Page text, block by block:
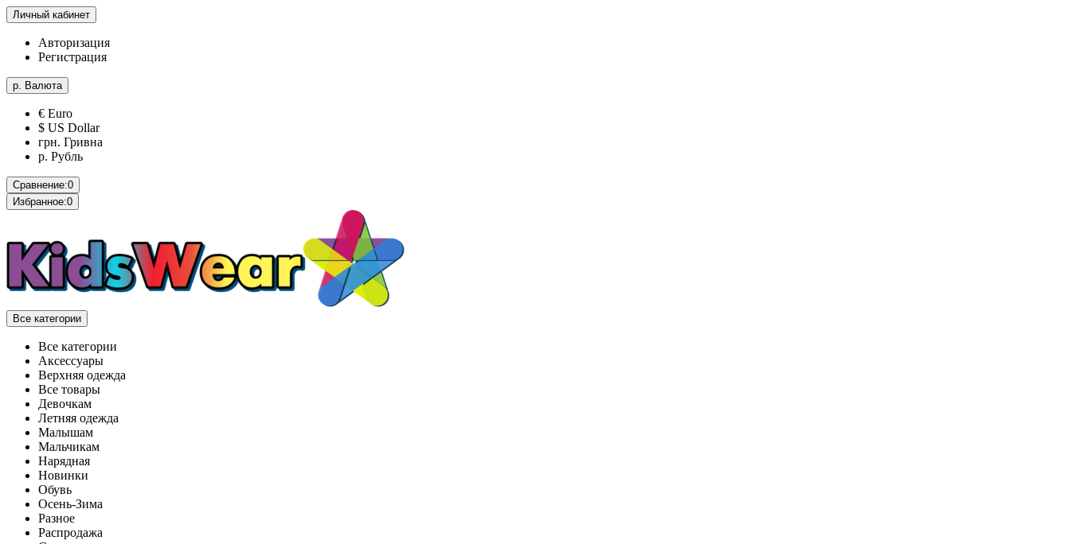
Личный кабинет
Авторизация
Регистрация
р. Валюта
€ Euro
$ US Dollar
грн. Гривна
р. Рубль
Сравнение:0
Избранное:0
Все категории
Все категории
Аксессуары
Верхняя одежда
Все товары
Девочкам
Летняя одежда
Малышам
Мальчикам
Нарядная
Новинки
Обувь
Осень-Зима
Разное
Распродажа